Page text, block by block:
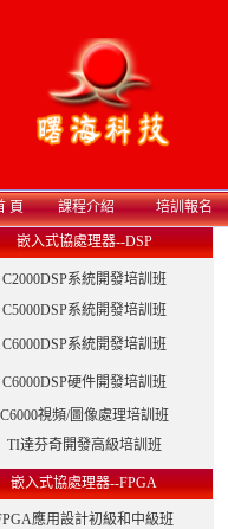
頁 課程介紹 培訓報名
嵌入式協處理器--DSP
C2000DSP系統開發培訓班
C5000DSP系統開發培訓班
C6000DSP系統開發培訓班
C6000DSP硬件開發培訓班
C6000視頻/圖像處理培訓班
TI達芬奇開發高級培訓班
嵌入式協處理器--FPGA
應用設計初級和中級班